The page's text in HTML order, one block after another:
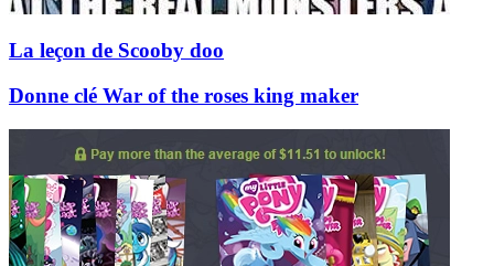
La leçon de Scooby doo
Donne clé War of the roses king maker